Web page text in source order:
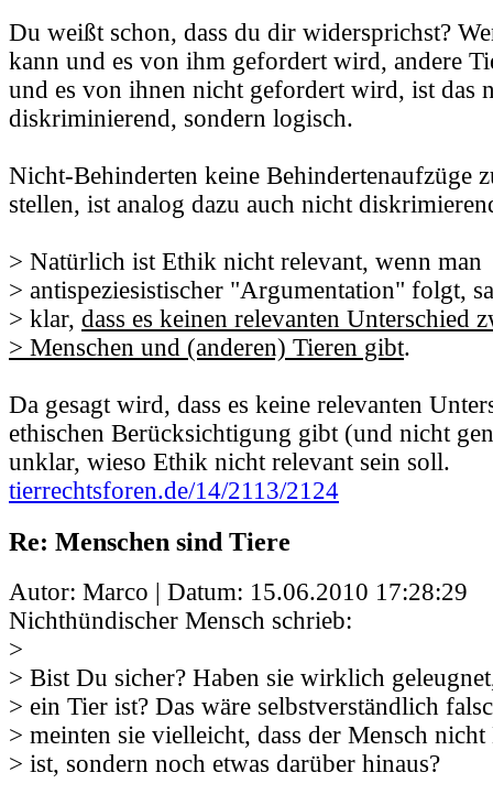
Du weißt schon, dass du dir widersprichst?
kann und es von ihm gefordert wird, andere
und es von ihnen nicht gefordert wird, ist das
diskriminierend, sondern logisch.
Nicht-Behinderten keine Behindertenaufzüge
stellen, ist analog dazu auch nicht
> Natürlich ist Ethik nicht relevant, wenn man
> antispeziesistischer "Argumentation" folgt,
> klar, dass es keinen relevanten Unterschied
> Menschen und (anderen) Tieren gibt.
Da gesagt wird, dass es keine relevanten
ethischen Berücksichtigung gibt (und nicht
unklar, wieso Ethik nicht relevant sein soll.
tierrechtsforen.de/14/2113/2124
Re: Menschen sind Tiere
Autor: Marco | Datum: 15.06.2010 17:28:29
Nichthündischer Mensch schrieb:
>
> Bist Du sicher? Haben sie wirklich
> ein Tier ist? Das wäre selbstverständlich
> meinten sie vielleicht, dass der Mensch
> ist, sondern noch etwas darüber hinaus?